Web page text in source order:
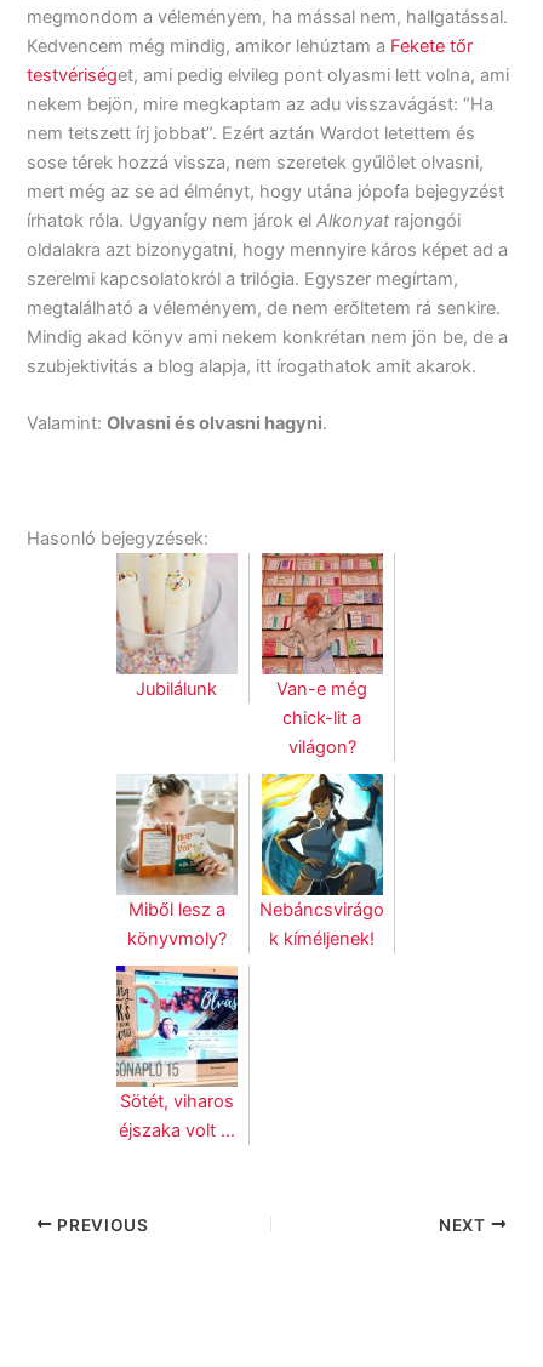
megmondom a véleményem, ha mással nem, hallgatással.
Kedvencem még mindig, amikor lehúztam a Fekete tőr
testvériséget, ami pedig elvileg pont olyasmi lett volna, ami
nekem bejön, mire megkaptam az adu visszavágást: “Ha
nem tetszett írj jobbat”. Ezért aztán Wardot letettem és
sose térek hozzá vissza, nem szeretek gyűlölet olvasni,
mert még az se ad élményt, hogy utána jópofa bejegyzést
írhatok róla. Ugyanígy nem járok elAlkonyat rajongói
oldalakra azt bizonygatni, hogy mennyire káros képet ad a
szerelmi kapcsolatokról a trilógia. Egyszer megírtam,
megtalálható a véleményem, de nem erőltetem rá senkire.
Mindig akad könyv ami nekem konkrétan nem jön be, de a
szubjektivitás a blog alapja, itt írogathatok amit akarok.
Valamint:Olvasni és olvasni hagyni.
Hasonló bejegyzések:
Jubilálunk
Van-e még
chick-lit a
világon?
Miből lesz a
könyvmoly?
Nebáncsvirágo
k kíméljenek!
Sötét, viharos
éjszaka volt …
PREVIOUS NEXT